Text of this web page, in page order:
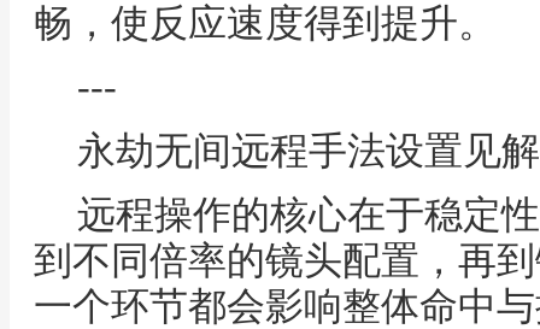
畅，使反应速度得到提升。
---
永劫无间远程手法设置见
远程操作的核心在于稳定
到不同倍率的镜头配置，再
一个环节都会影响整体命中